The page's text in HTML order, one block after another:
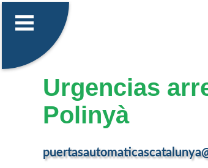
Urgencias
Polinyà